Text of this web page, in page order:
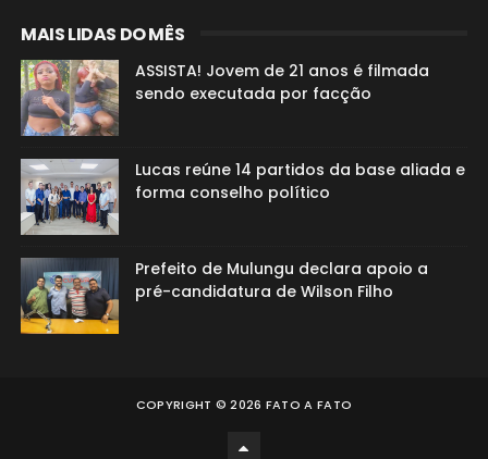
MAIS LIDAS DO MÊS
ASSISTA! Jovem de 21 anos é filmada
sendo executada por facção
Lucas reúne 14 partidos da base aliada e
forma conselho político
Prefeito de Mulungu declara apoio a
pré-candidatura de Wilson Filho
COPYRIGHT ©2026 FATO A FATO